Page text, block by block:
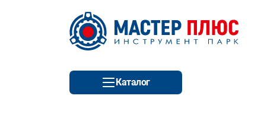
Каталог